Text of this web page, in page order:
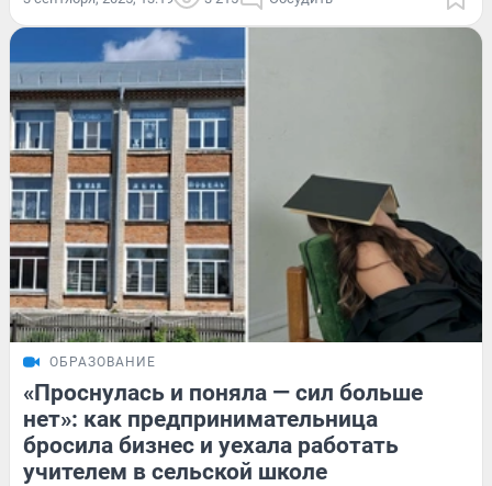
ОБРАЗОВАНИЕ
«Проснулась и поняла — сил больше
нет»: как предпринимательница
бросила бизнес и уехала работать
учителем в сельской школе